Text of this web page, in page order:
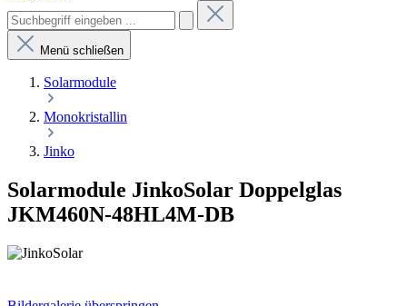
Menü schließen
Solarmodule
Monokristallin
Jinko
Solarmodule JinkoSolar Doppelglas
JKM460N-48HL4M-DB